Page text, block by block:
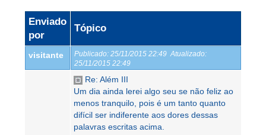
Enviado
por
Tópico
visitante Publicado: 25/11/2015 22:49 Atualizado:
25/11/2015 22:49
Re: Além III
Um dia ainda lerei algo seu se não feliz ao
menos tranquilo, pois é um tanto quanto
difícil ser indiferente aos dores dessas
palavras escritas acima.